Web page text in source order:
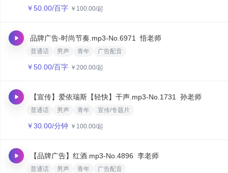
￥50.00/百字 ￥ 100.00/起
品牌广告-时尚节奏.mp3-No.6971 悟老师
普通话 男声 青年 广告配音
￥50.00/百字 ￥ 200.00/起
【宣传】爱依瑞斯【轻快】干声.mp3-No.1731 孙老师
普通话 男声 青年 宣传/专题片
￥30.00/分钟 ￥ 100.00/起
【品牌广告】红酒.mp3-No.4896 李老师
普通话 男声 青年 广告配音